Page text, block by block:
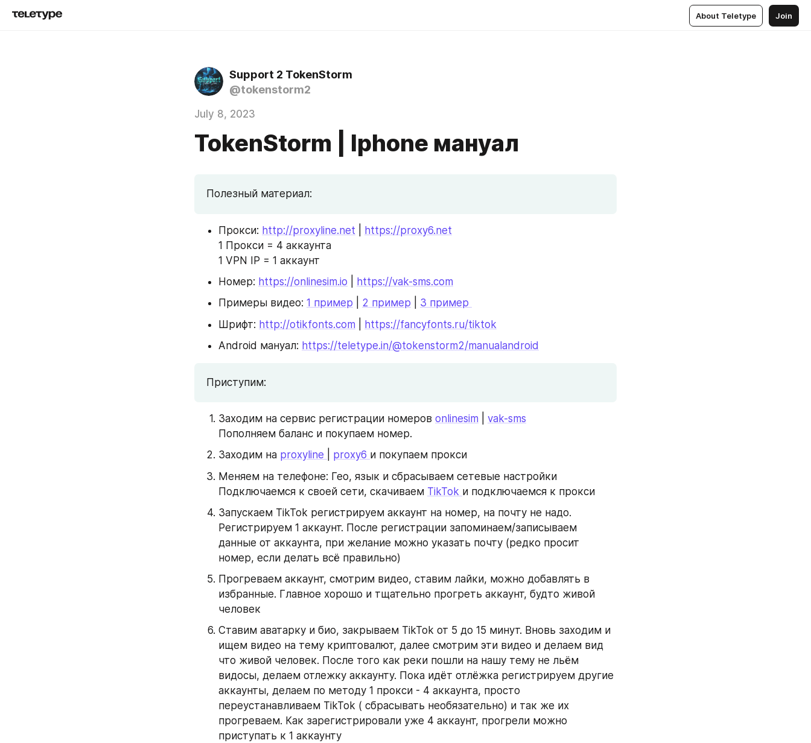
About Teletype Join
Support 2 TokenStorm
@tokenstorm2
July 8, 2023
TokenStorm | Iphone мануал
Полезный материал:
Прокси: http://proxyline.net
https://proxy6.net
1 Прокси = 4 аккаунта
1 VPN IP = 1 аккаунт
Номер: https://onlinesim.io
https://vak-sms.com
Примеры видео: 1 пример 2 пример
3 пример
Шрифт: http://otikfonts.com
https://fancyfonts.ru/tiktok
Android мануал: https://teletype.in/@tokenstorm2/manualandroid
Приступим:
Заходим на сервис регистрации номеров onlinesim
vak-sms
Пополняем баланс и покупаем номер.
Заходим на proxyline proxy6 и покупаем прокси
Меняем на телефоне: Гео, язык и сбрасываем сетевые настройки
Подключаемся к своей сети, скачиваем TikTok и подключаемся к прокси
Запускаем TikTok регистрируем аккаунт на номер, на почту не надо.
Регистрируем 1 аккаунт. После регистрации запоминаем/записываем
данные от аккаунта, при желание можно указать почту (редко просит
номер, если делать всё правильно)
Прогреваем аккаунт, смотрим видео, ставим лайки, можно добавлять в
избранные. Главное хорошо и тщательно прогреть аккаунт, будто живой
человек
Ставим аватарку и био, закрываем TikTok от 5 до 15 минут. Вновь заходим и
ищем видео на тему криптовалют, далее смотрим эти видео и делаем вид
что живой человек. После того как реки пошли на нашу тему не льём
видосы, делаем отлежку аккаунту. Пока идёт отлёжка регистрируем другие
аккаунты, делаем по методу 1 прокси - 4 аккаунта, просто
переустанавливаем TikTok ( сбрасывать необязательно) и так же их
прогреваем. Как зарегистрировали уже 4 аккаунт, прогрели можно
приступать к 1 аккаунту